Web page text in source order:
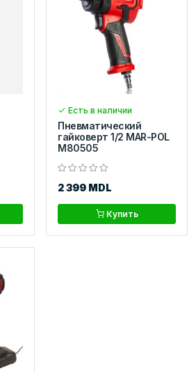
Есть в наличии
Пневматический
гайковерт 1/2 MAR-POL
M80505
2 399 MDL
Купить